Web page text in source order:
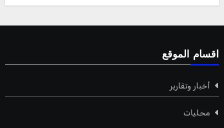
اقسام الموقع
أخبار وتقارير
محليات